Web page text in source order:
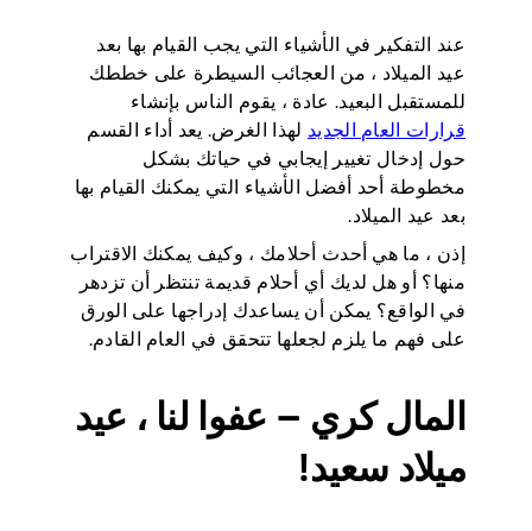
عند التفكير في الأشياء التي يجب القيام بها بعد
عيد الميلاد ، من العجائب السيطرة على خططك
للمستقبل البعيد. عادة ، يقوم الناس بإنشاء
قرارات العام الجديد لهذا الغرض. يعد أداء القسم
حول إدخال تغيير إيجابي في حياتك بشكل
مخطوطة أحد أفضل الأشياء التي يمكنك القيام بها
بعد عيد الميلاد.
إذن ، ما هي أحدث أحلامك ، وكيف يمكنك الاقتراب
منها؟ أو هل لديك أي أحلام قديمة تنتظر أن تزدهر
في الواقع؟ يمكن أن يساعدك إدراجها على الورق
على فهم ما يلزم لجعلها تتحقق في العام القادم.
المال كري – عفوا لنا ، عيد
ميلاد سعيد!